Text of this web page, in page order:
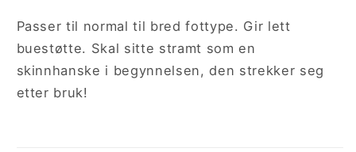
Passer til normal til bred fottype. Gir lett
buestøtte. Skal sitte stramt som en
skinnhanske i begynnelsen, den strekker seg
etter bruk!